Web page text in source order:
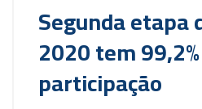
Segunda etapa
2020 tem
participação